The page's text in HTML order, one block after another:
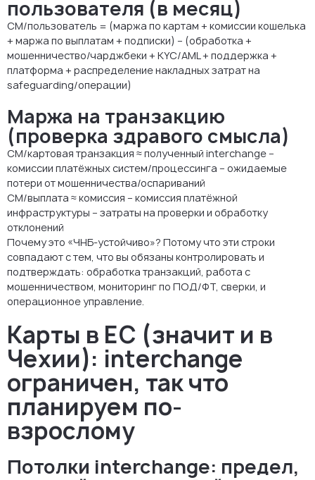
пользователя (в месяц)
CM/пользователь = (маржа по картам + комиссии кошелька
+ маржа по выплатам + подписки) − (обработка +
мошенничество/чарджбеки + KYC/AML + поддержка +
платформа + распределение накладных затрат на
safeguarding/операции)
Маржа на транзакцию
(проверка здравого смысла)
CM/картовая транзакция ≈ полученный interchange −
комиссии платёжных систем/процессинга − ожидаемые
потери от мошенничества/оспариваний
CM/выплата ≈ комиссия − комиссия платёжной
инфраструктуры − затраты на проверки и обработку
отклонений
Почему это «ЧНБ-устойчиво»? Потому что эти строки
совпадают с тем, что вы обязаны контролировать и
подтверждать: обработка транзакций, работа с
мошенничеством, мониторинг по ПОД/ФТ, сверки, и
операционное управление.
Карты в ЕС (значит и в
Чехии): interchange
ограничен, так что
планируем по-
взрослому
Потолки interchange: предел,